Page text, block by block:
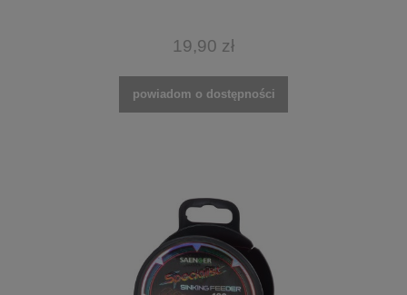
19,90 zł
powiadom o dostępności